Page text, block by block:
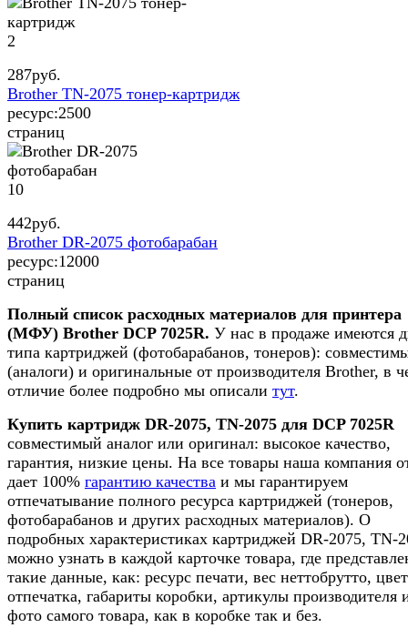
2
287руб.
Brother TN-2075 тонер-картридж
ресурс:2500
страниц
10
442руб.
Brother DR-2075 фотобарабан
ресурс:12000
страниц
Полный список расходных материалов для принтера
(МФУ) Brother DCP 7025R. У нас в продаже имеются
типа картриджей (фотобарабанов, тонеров):
(аналоги) и оригинальные от производителя Brother, в
отличие более подробно мы описали тут.
Купить картридж DR-2075, TN-2075 для DCP 7025R
совместимый аналог или оригинал: высокое качество,
гарантия, низкие цены. На все товары наша компания
дает 100% гарантию качества и мы гарантируем
отпечатывание полного ресурса картриджей (тонеров,
фотобарабанов и других расходных материалов). О
подробных характеристиках картриджей DR-2075, TN-
можно узнать в каждой карточке товара, где
такие данные, как: ресурс печати, вес неттобрутто,
отпечатка, габариты коробки, артикулы производителя
фото самого товара, как в коробке так и без.